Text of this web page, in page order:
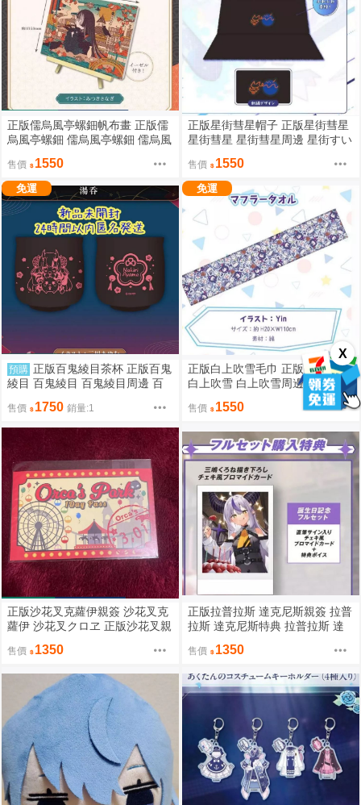
X
正版儒烏風亭螺鈿帆布畫 正版儒
烏風亭螺鈿 儒烏風亭螺鈿 儒烏風
OLIVE周邊
售價 1550
正版星街彗星帽子 正版星街彗星
星街彗星 星街彗星周邊 星街すい
周邊
售價 1550
免運
預購 正版百鬼綾目茶杯 正版百鬼
綾目 百鬼綾目 百鬼綾目周邊 百
LIVE周邊
售價 1750 銷量:1
免運
正版白上吹雪毛巾 正版白上吹雪
白上吹雪 白上吹雪周邊 白上フブ
キ 正版HOLOLIVE HOLOLIVE周
邊
售價 1550
正版沙花叉克蘿伊親簽 沙花叉克
蘿伊 沙花叉クロヱ 正版沙花叉親
LIVE周邊
售價 1350
正版拉普拉斯 達克尼斯親簽 拉普
拉斯 達克尼斯特典 拉普拉斯 達
VE周邊
售價 1350